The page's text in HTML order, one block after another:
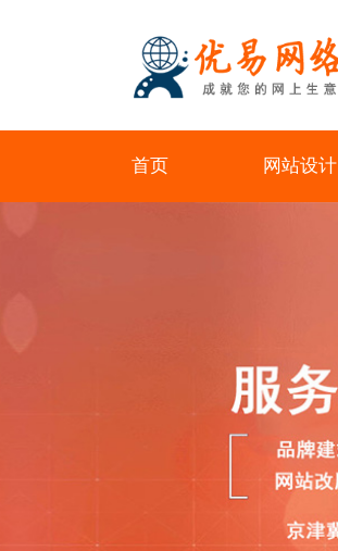
首页 网站设计